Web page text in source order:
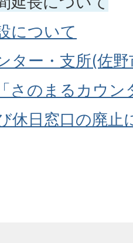
について
ター・支所(佐
さのまるカウン
休日窓口の廃止